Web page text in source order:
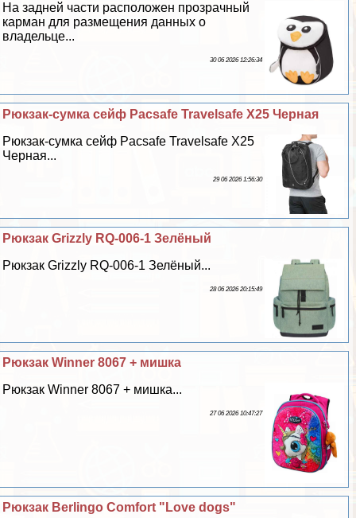
На задней части расположен прозрачный
карман для размещения данных о
владельце...
30 06 2026 12:26:34
Рюкзак-сумка сейф Pacsafe Travelsafe X25 Черная
Рюкзак-сумка сейф Pacsafe Travelsafe X25
Черная...
29 06 2026 1:56:30
Рюкзак Grizzly RQ-006-1 Зелёный
Рюкзак Grizzly RQ-006-1 Зелёный...
28 06 2026 20:15:49
Рюкзак Winner 8067 + мишка
Рюкзак Winner 8067 + мишка...
27 06 2026 10:47:27
Рюкзак Berlingo Comfort "Love dogs"